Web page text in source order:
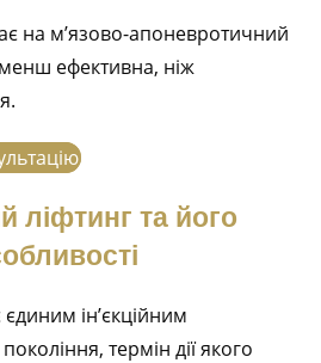
на м’язово-апоневротичний
ефективна, ніж
ліфтинг та його
ін’єкційним
термін дії якого